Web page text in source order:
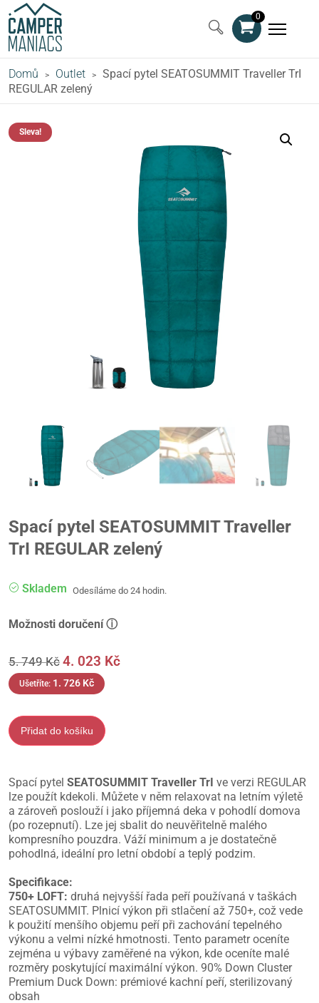
0
Domů > Outlet >
Spací pytel SEATOSUMMIT Traveller TrI
REGULAR zelený
Sleva!
Spací pytel SEATOSUMMIT Traveller
TrI REGULAR zelený
Skladem Odesíláme do 24 hodin.
Možnosti doručení ⓘ
5. 749Kč 4. 023 Kč
Ušetříte: 1. 726 Kč
Přidat do košíku
Spací pytel SEATOSUMMIT Traveller TrI ve verzi REGULAR
lze použít kdekoli. Můžete v něm relaxovat na letním výletě
a zároveň poslouží i jako příjemná deka v pohodlí domova
(po rozepnutí). Lze jej sbalit do neuvěřitelně malého
kompresního pouzdra. Váží minimum a je dostatečně
pohodlná, ideální pro letní období a teplý podzim.
Specifikace:
750+ LOFT: druhá nejvyšší řada peří používaná v taškách
SEATOSUMMIT. Plnicí výkon při stlačení až 750+, což vede
k použití menšího objemu peří při zachování tepelného
výkonu a velmi nízké hmotnosti. Tento parametr oceníte
zejména u výbavy zaměřené na výkon, kde oceníte malé
rozměry poskytující maximální výkon. 90% Down Cluster
Premium Duck Down: prémiové kachní peří, sterilizovaný
obsah